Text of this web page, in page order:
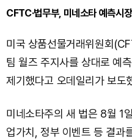
CFTC·법무부, 미네소타 예측시
미국 상품선물거래위원회
팀 월즈 주지사를 상대로 예
제기했다고 오데일리가 보도
미네소타주의 새 법은 8월 1
업가치, 정부 이벤트 등 결과